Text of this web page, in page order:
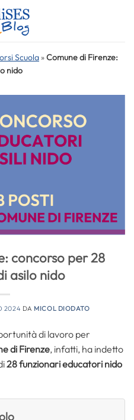
Scuola »Comune di Firenze:
nido
concorso per 28
asilo nido
2024 DA MICOL DIODATO
di lavoro per
di Firenze, infatti, ha indetto
28funzionari educatori nido